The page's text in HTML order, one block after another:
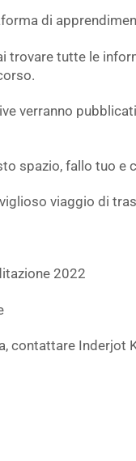
di
trovare tutte le
verranno
spazio, fallo tuo e
viaggio di
2022
contattare Inderjot